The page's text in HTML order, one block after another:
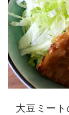
大豆ミー